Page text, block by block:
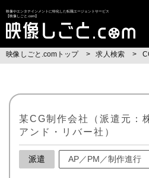
映像やエンタテインメントに特化した転職エージェントサービス
【映像しごと.com】
映像しごと.comトップ 求人検索
某CG制作会社（派遣元：
アンド・リバー社）
派遣 AP／PM／制作進行